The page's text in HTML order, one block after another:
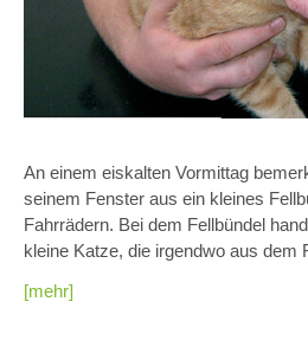
An einem eiskalten Vormittag
seinem Fenster aus ein kleines
Fahrrädern. Bei dem Fellbündel
kleine Katze, die irgendwo aus dem
[mehr]